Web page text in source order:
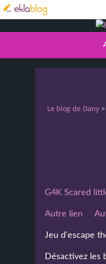
Le blog de Dany >
G4K Scared
Autre lien
Jeu d'escape
Désactivez les